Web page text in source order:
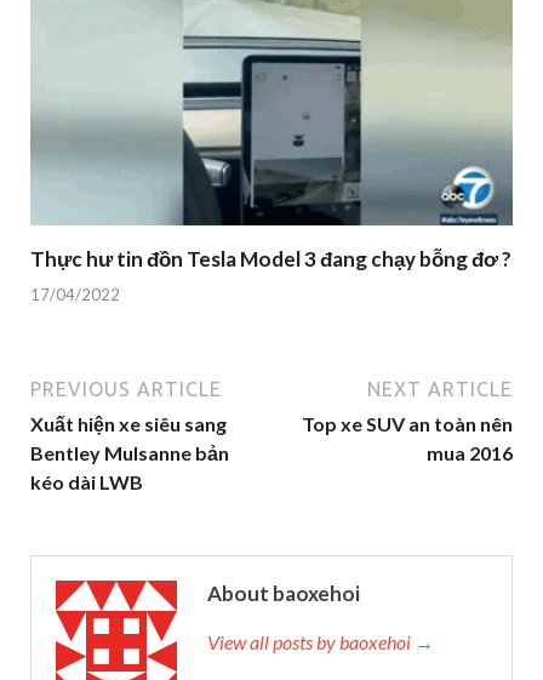
Thực hư tin đồn Tesla Model 3 đang chạy bỗng đơ ?
17/04/2022
PREVIOUS ARTICLE
Xuất hiện xe siêu sang
Bentley Mulsanne bản
kéo dài LWB
NEXT ARTICLE
Top xe SUV an toàn nên
mua 2016
About baoxehoi
View all posts by baoxehoi →